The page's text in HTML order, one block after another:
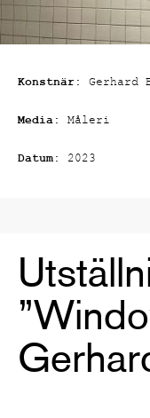
Konstnär: Gerhard
Media: Måleri
Datum: 2023